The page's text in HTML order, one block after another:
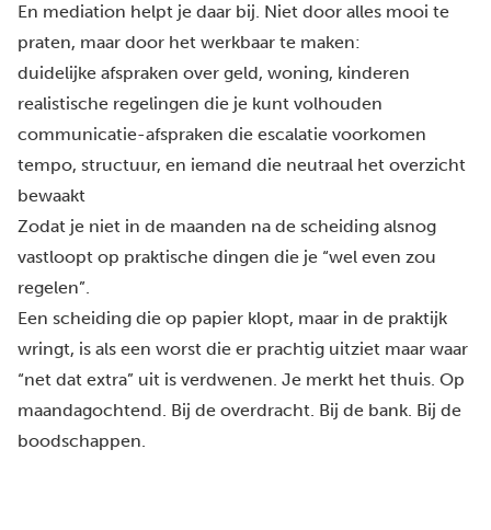
En mediation helpt je daar bij. Niet door alles mooi te
praten, maar door het werkbaar te maken:
duidelijke afspraken over geld, woning, kinderen
realistische regelingen die je kunt volhouden
communicatie-afspraken die escalatie voorkomen
tempo, structuur, en iemand die neutraal het overzicht
bewaakt
Zodat je niet in de maanden na de scheiding alsnog
vastloopt op praktische dingen die je “wel even zou
regelen”.
Een scheiding die op papier klopt, maar in de praktijk
wringt, is als een worst die er prachtig uitziet maar waar
“net dat extra” uit is verdwenen. Je merkt het thuis. Op
maandagochtend. Bij de overdracht. Bij de bank. Bij de
boodschappen.